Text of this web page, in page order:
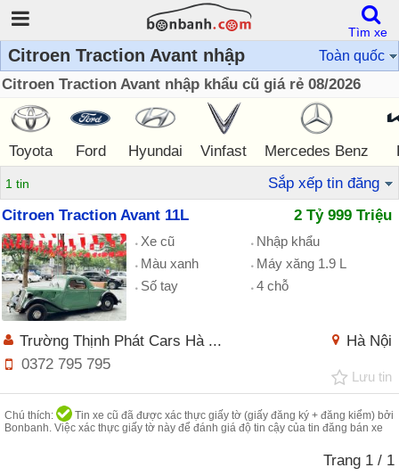
Citroen Traction Avant nhập Toàn quốc
Citroen Traction Avant nhập khẩu cũ giá rẻ 08/2026
Toyota Ford Hyundai Vinfast Mercedes Benz
1 tin
Sắp xếp tin đăng
Citroen Traction Avant 11L
2 Tỷ 999 Triệu
Xe cũ
Nhập khẩu
Màu xanh
Máy xăng 1.9 L
Số tay
4 chỗ
Hà Nội
Trường Thịnh Phát Cars Hà ...
0372 795 795
Lưu tin
Chú thích:
Tin xe cũ đã được xác thực giấy tờ (giấy đăng ký + đăng kiểm) bởi
Bonbanh. Việc xác thực giấy tờ này để đánh giá độ tin cậy của tin đăng bán xe
Trang 1 / 1
Tìm xe